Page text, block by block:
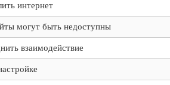
интернет
могут быть недоступны
взаимодействие